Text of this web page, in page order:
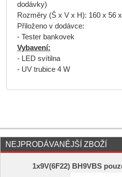
dodávky)
Rozměry (Š x V x H): 160 x 56
Přiloženo v dodávce:
- Tester bankovek
Vybavení:
- LED svítilna
- UV trubice 4 W
NEJPRODÁVANĚJŠÍ ZBOŽÍ
1x9V(6F22) BH9VBS